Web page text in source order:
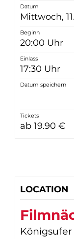
Datum
Mittwoch,
Beginn
20:00 Uhr
Einlass
17:30 Uhr
Datum speichern
Tickets
ab 19.90 €
LOCATION
Königsufer